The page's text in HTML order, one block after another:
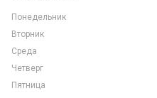
Понедельник
Вторник
Среда
Четверг
Пятница